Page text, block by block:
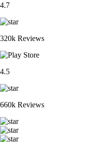
4.7
320k Reviews
4.5
660k Reviews